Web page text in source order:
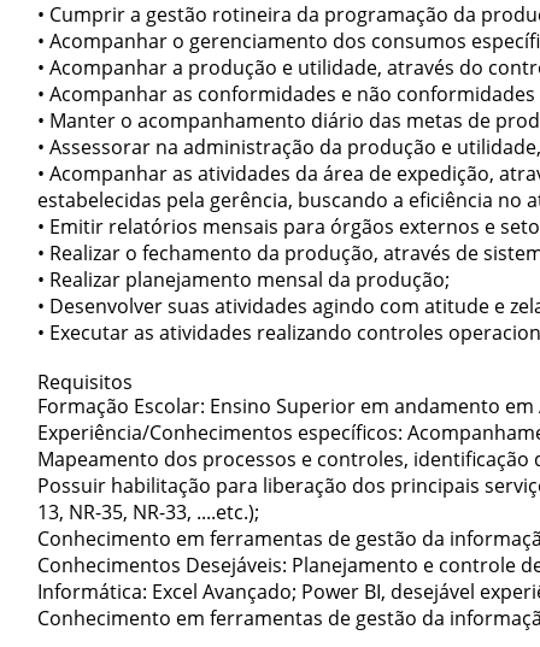
• Cumprir a gestão rotineira da programação da
• Acompanhar o gerenciamento dos consumos
• Acompanhar a produção e utilidade, através do
• Acompanhar as conformidades e não
• Manter o acompanhamento diário das metas de
• Assessorar na administração da produção e
• Acompanhar as atividades da área de expedição,
estabelecidas pela gerência, buscando a eficiência no
• Emitir relatórios mensais para órgãos externos e
• Realizar o fechamento da produção, através de
• Realizar planejamento mensal da produção;
• Desenvolver suas atividades agindo com atitude e
• Executar as atividades realizando controles
Requisitos
Formação Escolar: Ensino Superior em andamento
Experiência/Conhecimentos específicos:
Mapeamento dos processos e controles,
Possuir habilitação para liberação dos principais
13, NR-35, NR-33, ....etc.);
Conhecimento em ferramentas de gestão da
Conhecimentos Desejáveis: Planejamento e controle
Informática: Excel Avançado; Power BI, desejável
Conhecimento em ferramentas de gestão da